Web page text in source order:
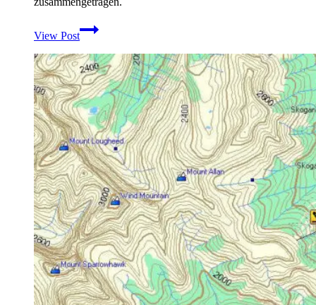
View Post
Spirituskocher
selber